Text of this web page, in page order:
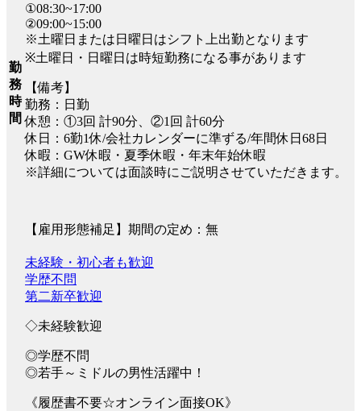
勤
務
時
間
①08:30~17:00
②09:00~15:00
※土曜日または日曜日はシフト上出勤となります
※土曜日・日曜日は時短勤務になる事があります
【備考】
勤務：日勤
休憩：①3回 計90分、②1回 計60分
休日：6勤1休/会社カレンダーに準ずる/年間休日68日
休暇：GW休暇・夏季休暇・年末年始休暇
※詳細については面談時にご説明させていただきます。
【雇用形態補足】期間の定め：無
未経験・初心者も歓迎
学歴不問
第二新卒歓迎
◇未経験歓迎
◎学歴不問
◎若手～ミドルの男性活躍中！
《履歴書不要☆オンライン面接OK》